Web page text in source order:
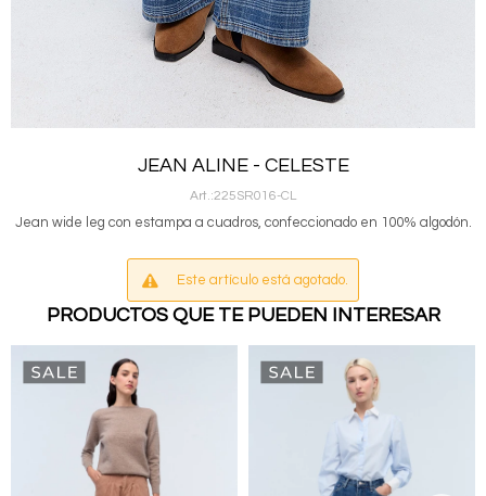
JEAN ALINE - CELESTE
225SR016-CL
Jean wide leg con estampa a cuadros, confeccionado en 100% algodón.
Este artículo está agotado.
PRODUCTOS QUE TE PUEDEN INTERESAR